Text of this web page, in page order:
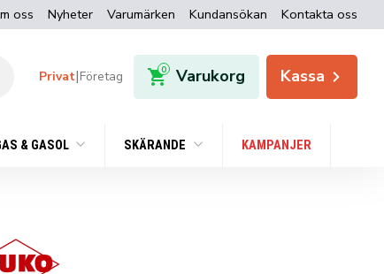
oss Nyheter Varumärken Kundansökan Kontakta oss
Privat|Företag 0 Varukorg Kassa
& GASOL SKÄRANDE KAMPANJER